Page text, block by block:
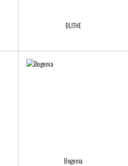
BLITHE
Bogenia